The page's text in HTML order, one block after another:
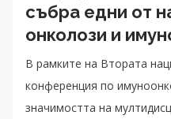
събра едни от
онколози и
В рамките на Втората
конференция по
значимостта на